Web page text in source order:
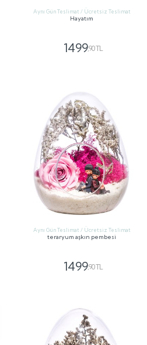
Aynı Gün Teslimat / Ücretsiz Teslimat
Hayatım
1499,90 TL
Aynı Gün Teslimat / Ücretsiz Teslimat
teraryum aşkın pembesi
1499,90 TL